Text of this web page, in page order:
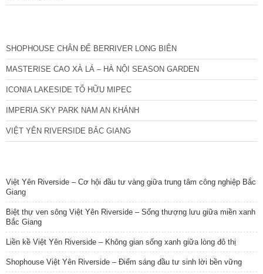
SHOPHOUSE CHÂN ĐẾ BERRIVER LONG BIÊN
MASTERISE CAO XÀ LÁ – HÀ NỘI SEASON GARDEN
ICONIA LAKESIDE TỐ HỮU MIPEC
IMPERIA SKY PARK NAM AN KHÁNH
VIỆT YÊN RIVERSIDE BẮC GIANG
Việt Yên Riverside – Cơ hội đầu tư vàng giữa trung tâm công nghiệp Bắc
Giang
Biệt thự ven sông Việt Yên Riverside – Sống thượng lưu giữa miền xanh
Bắc Giang
Liền kề Việt Yên Riverside – Không gian sống xanh giữa lòng đô thị
Shophouse Việt Yên Riverside – Điểm sáng đầu tư sinh lời bền vững